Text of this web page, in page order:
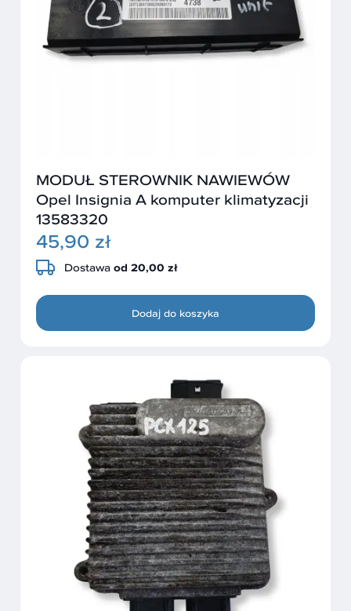
MODUŁ STEROWNIK NAWIEWÓW
Opel Insignia A komputer klimatyzacji
13583320
45,90 zł
Dostawa od 20,00 zł
Dodaj do koszyka